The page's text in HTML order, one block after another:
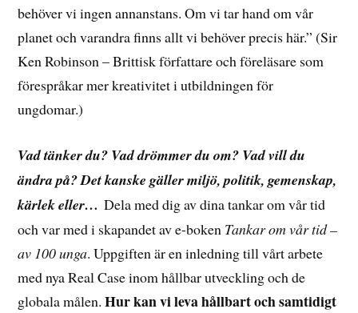
behöver vi ingen annanstans. Om vi tar hand om vår
planet och varandra finns allt vi behöver precis här.” (Sir
Ken Robinson – Brittisk författare och föreläsare som
förespråkar mer kreativitet i utbildningen för
ungdomar.)
Vad tänker du? Vad drömmer du om? Vad vill du
ändra på? Det kanske gäller miljö, politik, gemenskap,
kärlek eller… Dela med dig av dina tankar om vår tid
och var med i skapandet av e-boken Tankar om vår tid –
av 100 unga.Uppgiften är en inledning till vårt arbete
med nya Real Case inom hållbar utveckling och de
globala målen.Hur kan vi leva hållbart och samtidigt